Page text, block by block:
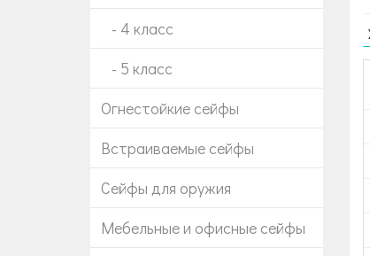
- 4 класс
- 5 класс
Огнестойкие сейфы
Встраиваемые сейфы
Сейфы для оружия
Мебельные и офисные сейфы